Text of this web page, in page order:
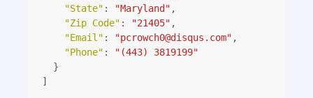
"State" : "Maryland" ,
"Zip Code" : "21405" ,
"Email" : "pcrowch0@disqus.com" ,
"Phone" :
"(443) 3819199"
}
]